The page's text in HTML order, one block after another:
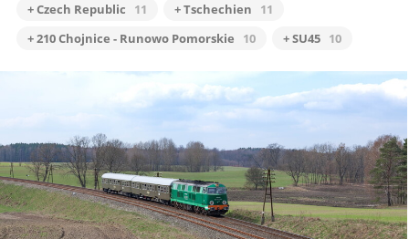
+ Czech Republic
11 + Tschechien
11
+ 210 Chojnice - Runowo Pomorskie
10 + SU45 10